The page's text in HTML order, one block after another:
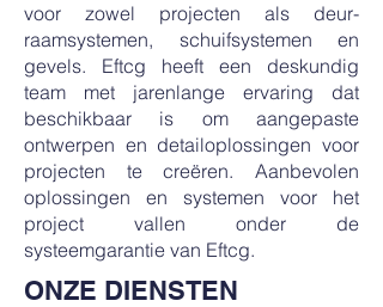
voor zowel projecten als deur-
raamsystemen, schuifsystemen en
gevels. Eftcg heeft een deskundig
team met jarenlange ervaring dat
beschikbaar is om aangepaste
ontwerpen en detailoplossingen voor
projecten te creëren. Aanbevolen
oplossingen en systemen voor het
project vallen onder de
systeemgarantie van Eftcg.
ONZE DIENSTEN